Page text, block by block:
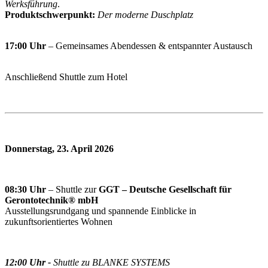
Werksführung.
Produktschwerpunkt: Der moderne Duschplatz
17:00 Uhr – Gemeinsames Abendessen & entspannter Austausch
Anschließend Shuttle zum Hotel
Donnerstag, 23. April 2026
08:30 Uhr – Shuttle zurGGT – Deutsche Gesellschaft für
Gerontotechnik® mbH
Ausstellungsrundgang und spannende Einblicke in
zukunftsorientiertes Wohnen
12:00 Uhr - Shuttle zu BLANKE SYSTEMS